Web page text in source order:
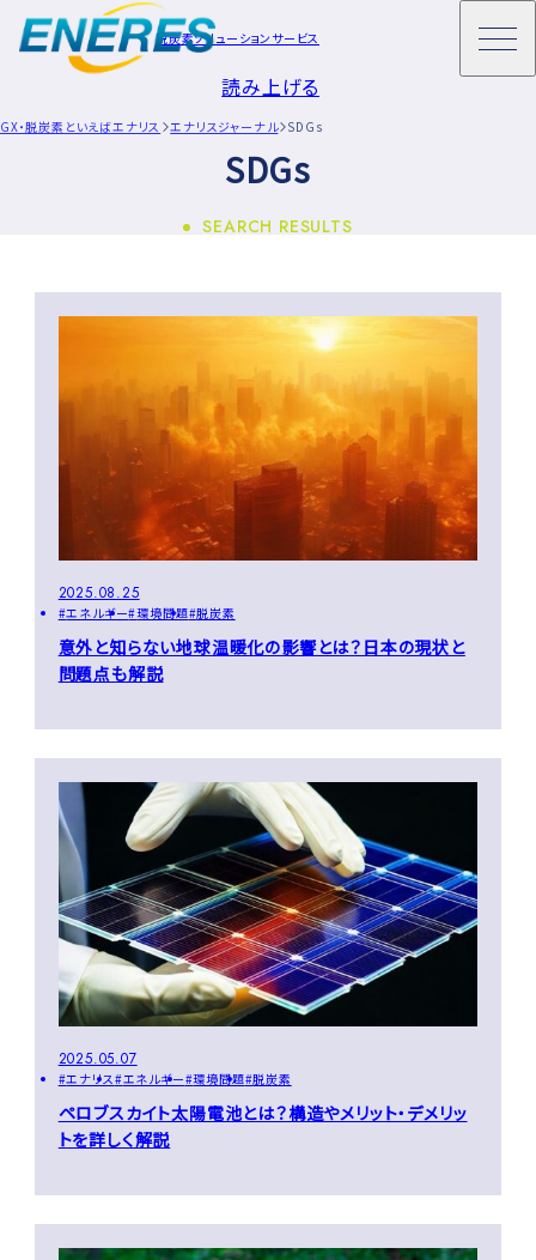
読み上げる
脱炭素ソリューションサービス
GX・脱炭素といえばエナリス エナリスジャーナル SDGs
SDGs
SEARCH RESULTS
2025.08.25
エネルギー 環境問題 脱炭素
意外と知らない地球温暖化の影響とは？日本の現状と
問題点も解説
2025.05.07
エナリス エネルギー 環境問題 脱炭素
ペロブスカイト太陽電池とは？構造やメリット・デメリッ
トを詳しく解説